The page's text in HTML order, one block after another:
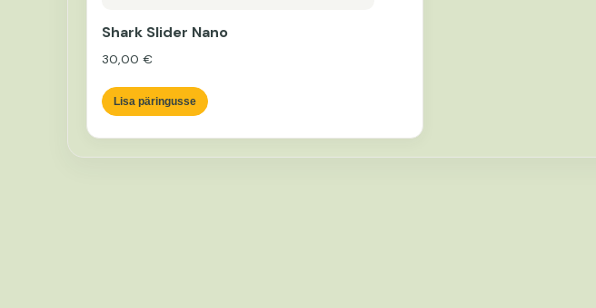
Shark Slider Nano
30,00 €
Lisa päringusse